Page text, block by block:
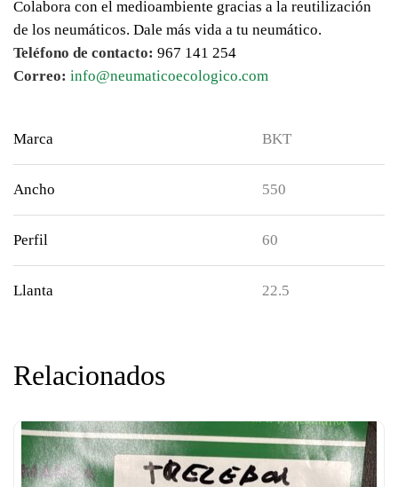
Colabora con el medioambiente gracias a la reutilización
de los neumáticos. Dale más vida a tu neumático.
Teléfono de contacto: 967 141 254
Correo: info@neumaticoecologico.com
Marca BKT
Ancho 550
Perfil 60
Llanta 22.5
Relacionados